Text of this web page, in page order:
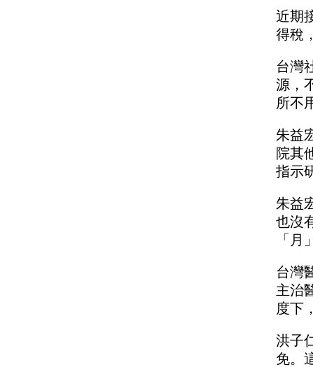
近期
得稅
台灣
源，
所不
朱益
院其
指示
朱益
也沒
「
台灣
主治
度下
洪子
免。